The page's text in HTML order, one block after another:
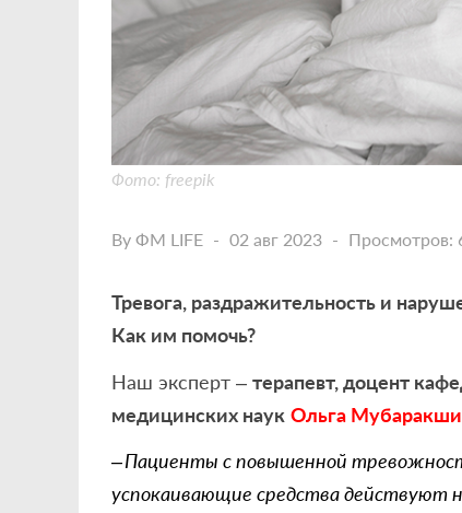
Фото: freepik
By ФМ LIFE 02 авг 2023 Просмотров:
Тревога, раздражительность и
Как им помочь?
Наш эксперт – терапевт, доцент
медицинских наук Ольга
– Пациенты с повышенной
успокаивающие средства действуют